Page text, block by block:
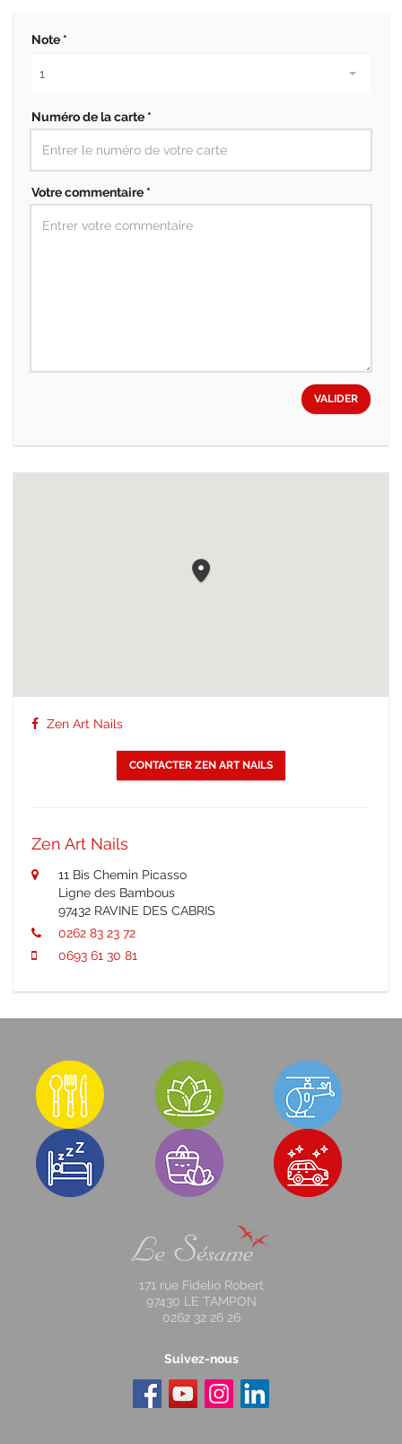
Note *
Numéro de la carte *
Votre commentaire *
VALIDER
Zen Art Nails
CONTACTER ZEN ART NAILS
Zen Art Nails
11 Bis Chemin Picasso
Ligne des Bambous
97432 RAVINE DES CABRIS
0262 83 23 72
0693 61 30 81
171 rue Fidelio Robert
97430 LE TAMPON
0262 32 26 26
Suivez-nous